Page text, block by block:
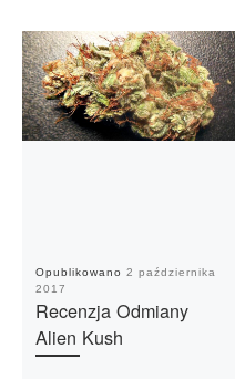
Opublikowano 2 października
2017
Recenzja Odmiany
Alien Kush